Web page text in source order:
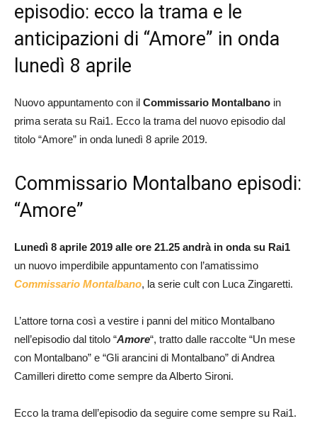
episodio: ecco la trama e le
anticipazioni di “Amore” in onda
lunedì 8 aprile
Nuovo appuntamento con il Commissario Montalbano in
prima serata su Rai1. Ecco la trama del nuovo episodio dal
titolo “Amore” in onda lunedì 8 aprile 2019.
Commissario Montalbano episodi:
“Amore”
Lunedì 8 aprile 2019 alle ore 21.25 andrà in onda su Rai1
un nuovo imperdibile appuntamento con l’amatissimo
Commissario Montalbano, la serie cult con Luca Zingaretti.
L’attore torna così a vestire i panni del mitico Montalbano
nell’episodio dal titolo “Amore“, tratto dalle raccolte “Un mese
con Montalbano” e “Gli arancini di Montalbano” di Andrea
Camilleri diretto come sempre da Alberto Sironi.
Ecco la trama dell’episodio da seguire come sempre su Rai1.